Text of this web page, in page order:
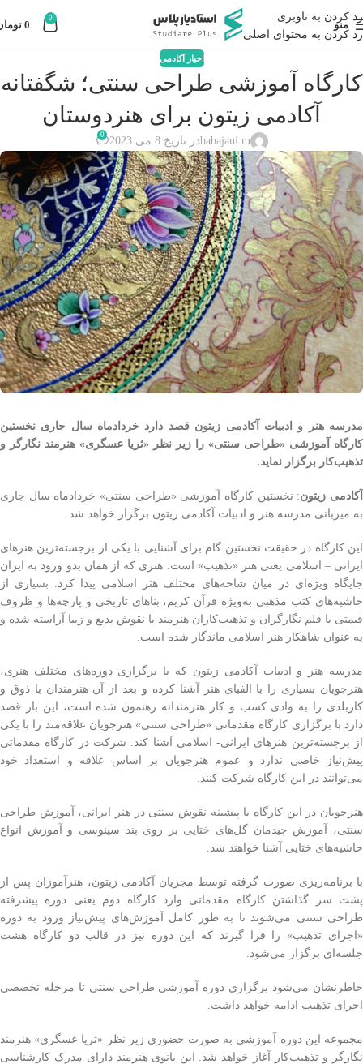
رد کردن به ناوبری
رد کردن به محتوای اصلی
منو
0
0
اخبار آکادمی
کارگاه آموزشی طراحی سنتی؛ شگفتانه
آکادمی زیتون برای هنردوستان
babajani.mدر تاریخ 8 می 2023 0
مدرسه هنر و ادبیات آکادمی زیتون قصد دارد خردادماه سال جاری نخستین
کارگاه آموزشی «طراحی سنتی» را زیر نظر «ثریا عسگری» هنرمند نگارگر و
تذهیب‌کار برگزار نماید.
آکادمی زیتون: نخستین کارگاه آموزشی «طراحی سنتی» خردادماه سال جاری
به میزبانی مدرسه هنر و ادبیات آکادمی زیتون برگزار خواهد شد.
این کارگاه در حقیقت نخستین گام‌ برای آشنایی با یکی از برجسته‌ترین هنرهای
ایرانی – اسلامی یعنی هنر «تذهیب» است. هنری که از همان بدو ورود به ایران
جایگاه ویژه‌ای در میان شاخه‌های مختلف هنر اسلامی پیدا کرد. بسیاری از
حاشیه‌های کتب مذهبی به‌ویژه قرآن کریم، بناهای تاریخی و پارچه‌ها و ظروف
قیمتی با قلم نگارگران و تذهیب‌کاران هنرمند با نقوش بدیع و زیبا آراسته شده و
به عنوان شاهکار هنر اسلامی ماندگار شده است.
مدرسه هنر و ادبیات آکادمی زیتون که با برگزاری دوره‌های مختلف هنری،
هنرجویان بسیاری را با الفبای هنر آشنا کرده و بعد از آن هنرمندان با ذوق و
کاربلدی را به وادی کسب و کار هنرمندانه رهنمون شده است، این بار قصد
دارد با برگزاری کارگاه مقدماتی «طراحی سنتی» هنرجویان علاقه‌مند را با یکی
از برجسته‌ترین هنرهای ایرانی- اسلامی آشنا کند. شرکت در کارگاه مقدماتی
پیش‌نیاز خاصی ندارد و عموم هنرجویان بر اساس علاقه و استعداد خود
می‌توانند در این کارگاه شرکت کنند.
هنرجویان در این کارگاه با پیشینه نقوش سنتی در هنر ایرانی، آموزش طراحی
سنتی، آموزش چیدمان گل‌های ختایی بر روی بند سینوسی و آموزش انواع
حاشیه‌های ختایی آشنا خواهند شد.
با برنامه‌ریزی صورت گرفته توسط مجریان آکادمی زیتون، هنرآموزان پس از
پشت سر گذاشتن کارگاه مقدماتی وارد کارگاه دوم یعنی دوره پیشرفته
طراحی سنتی می‌شوند تا به طور کامل آموزش‌های پیش‌نیاز ورود به دوره
«اجرای تذهیب» را فرا گیرند که این دوره نیز در قالب دو کارگاه هشت
جلسه‌ای برگزار می‌شود.
خاطرنشان می‌شود برگزاری دوره آموزشی طراحی سنتی تا مرحله تخصصی
اجرای تذهیب ادامه خواهد داشت.
مجموعه این دوره آموزشی به صورت حضوری زیر نظر «ثریا عسگری» هنرمند
نگارگر و تذهیب‌کار آغاز خواهد شد. این بانوی هنرمند دارای مدرک کارشناسی